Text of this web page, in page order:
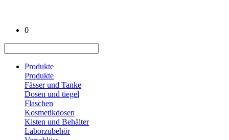
0
Produkte
Produkte
Fässer und Tanke
Dosen und tiegel
Flaschen
Kosmetikdosen
Kisten und Behälter
Laborzubehör